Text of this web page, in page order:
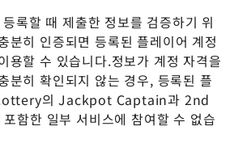
록할 때 제출한 정보를 검증하기 위
분히 인증되면 등록된 플레이어 계정
용할 수 있습니다.정보가 계정 자격을
분히 확인되지 않는 경우, 등록된 플
의 Jackpot Captain과 2nd
함한 일부 서비스에 참여할 수 없습